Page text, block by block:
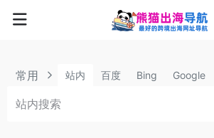
常用 站内 百度 Bing Google